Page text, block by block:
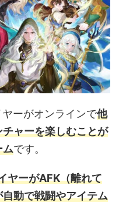
ーがオンラインで他
ャーを楽しむことが
ムです。
ヤーがAFK（離れて
動で戦闘やアイテム